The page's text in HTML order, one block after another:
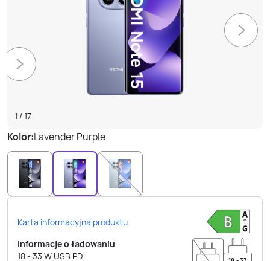
1 /17
Kolor:Lavender Purple
Karta informacyjna produktu
Informacje o ładowaniu
18 - 33 W USB PD